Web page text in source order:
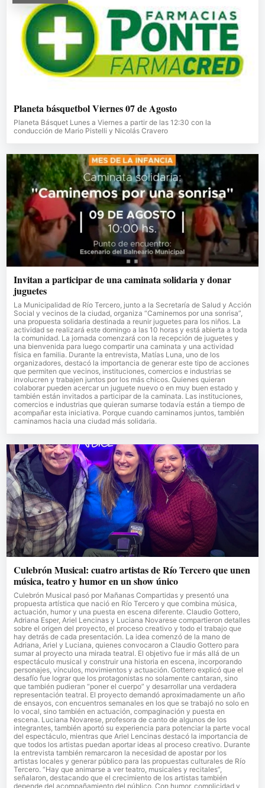
Planeta básquetbol Viernes 07 de Agosto
Planeta Básquet Lunes a Viernes a partir de las 12:30 con la
conducción de Mario Pistelli y Nicolás Cravero
Invitan a participar de una caminata solidaria y donar
juguetes
La Municipalidad de Río Tercero, junto a la Secretaría de Salud y Acción
Social y vecinos de la ciudad, organiza “Caminemos por una sonrisa”,
una propuesta solidaria destinada a reunir juguetes para los niños. La
actividad se realizará este domingo a las 10 horas y está abierta a toda
la comunidad. La jornada comenzará con la recepción de juguetes y
una bienvenida para luego compartir una caminata y una actividad
física en familia. Durante la entrevista, Matías Luna, uno de los
organizadores, destacó la importancia de generar este tipo de acciones
que permiten que vecinos, instituciones, comercios e industrias se
involucren y trabajen juntos por los más chicos. Quienes quieran
colaborar pueden acercar un juguete nuevo o en muy buen estado y
también están invitados a participar de la caminata. Las instituciones,
comercios e industrias que quieran sumarse todavía están a tiempo de
acompañar esta iniciativa. Porque cuando caminamos juntos, también
caminamos hacia una ciudad más solidaria.
Culebrón Musical: cuatro artistas de Río Tercero que unen
música, teatro y humor en un show único
Culebrón Musical pasó por Mañanas Compartidas y presentó una
propuesta artística que nació en Río Tercero y que combina música,
actuación, humor y una puesta en escena diferente. Claudio Gottero,
Adriana Esper, Ariel Lencinas y Luciana Novarese compartieron detalles
sobre el origen del proyecto, el proceso creativo y todo el trabajo que
hay detrás de cada presentación. La idea comenzó de la mano de
Adriana, Ariel y Luciana, quienes convocaron a Claudio Gottero para
sumar al proyecto una mirada teatral. El objetivo fue ir más allá de un
espectáculo musical y construir una historia en escena, incorporando
personajes, vínculos, movimientos y actuación. Gottero explicó que el
desafío fue lograr que los protagonistas no solamente cantaran, sino
que también pudieran “poner el cuerpo” y desarrollar una verdadera
representación teatral. El proyecto demandó aproximadamente un año
de ensayos, con encuentros semanales en los que se trabajó no solo en
lo vocal, sino también en actuación, compaginación y puesta en
escena. Luciana Novarese, profesora de canto de algunos de los
integrantes, también aportó su experiencia para potenciar la parte vocal
del espectáculo, mientras que Ariel Lencinas destacó la importancia de
que todos los artistas puedan aportar ideas al proceso creativo. Durante
la entrevista también remarcaron la necesidad de apostar por los
artistas locales y generar público para las propuestas culturales de Río
Tercero. “Hay que animarse a ver teatro, musicales y recitales”,
señalaron, destacando que el crecimiento de los artistas también
depende del acompañamiento del público. Con humor, complicidad y